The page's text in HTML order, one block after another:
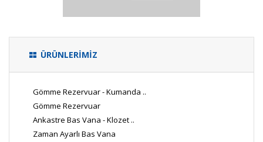
ÜRÜNLERİMİZ
Gömme Rezervuar - Kumanda ..
Gömme Rezervuar
Ankastre Bas Vana - Klozet ..
Zaman Ayarlı Bas Vana